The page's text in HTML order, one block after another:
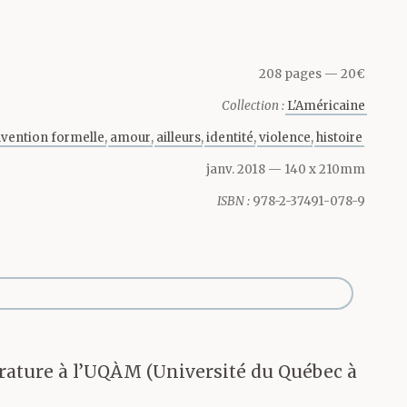
haut de la
sur la
lourd sur
208 pages 20€
Collection : L'Américaine
formelle amour ailleurs identité violence histoire
janv. 2018 — 140 x 210mm
ISBN : 978-2-37491-078-9
à l’UQÀM (Université du Québec à